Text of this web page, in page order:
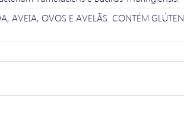
AVEIA, OVOS E AVELÃS. CONTÉM GLÚTEN.